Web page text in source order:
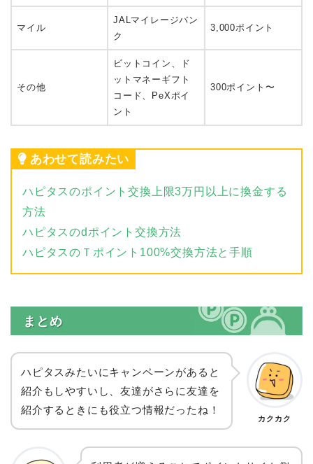
マイル
JALマイレージバン
ク
3,000ポイント
その他
ビットコイン、ド
ットマネーギフト
コード、PeXポイ
ント
300ポイント〜
あわせて読みたい
ハピタスのポイント交換上限3万円以上に換金する
方法
ハピタスのdポイント交換方法
ハピタスのＴポイント100%交換方法と手順
まとめ
ハピタスみたいにキャンペーンがあると
紹介もしやすいし、友達がさらに友達を
紹介するときにも役立つ情報だったね！
カクカク